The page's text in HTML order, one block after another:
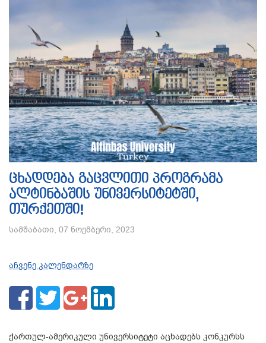
ცხადდება გაცვლითი პროგრამა
ალტინბაშის უნივერსიტეტში,
თურქეთში!
სამშაბათი, 07 ნოემბერი, 2023
აჩვენე კალენდარზე
ქართულ-ამერიკული უნივერსიტეტი აცხადებს კონკურსს